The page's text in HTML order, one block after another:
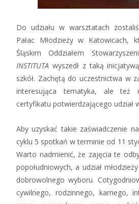
Do udziału w warsztatach
Pałac Młodzieży w Katowicach,
Śląskim Oddziałem
INSTITUTA wyszedł z taką
szkół. Zachętą do uczestnictwa w
interesująca tematyka, ale też
certyfikatu potwierdzającego udział
Aby uzyskać takie zaświadczenie
cyklu 5 spotkań w terminie od 11
Warto nadmienić, że zajęcia te
popołudniowych, a udział
dobrowolnego wyboru.
cywilnego, rodzinnego, karnego,